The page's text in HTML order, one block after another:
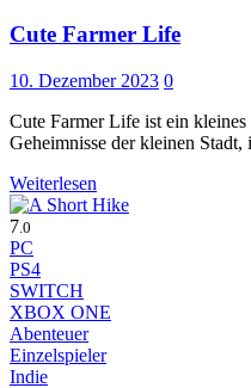
Cute Farmer Life
10. Dezember 2023 0
Cute Farmer Life ist ein
Geheimnisse der kleinen
Weiterlesen
7 .0
PC
PS4
SWITCH
XBOX ONE
Abenteuer
Einzelspieler
Indie